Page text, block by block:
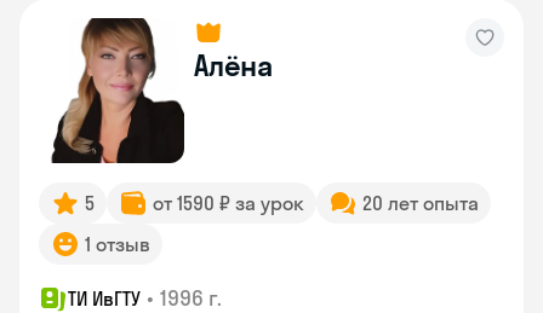
Алёна
5 от 1590 ₽ за урок
20 лет опыта
1 отзыв
ТИ ИвГТУ • 1996 г.